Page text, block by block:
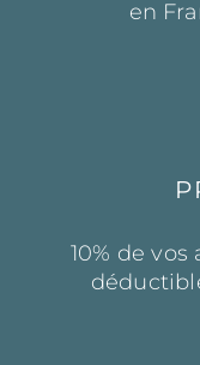
en
10% de